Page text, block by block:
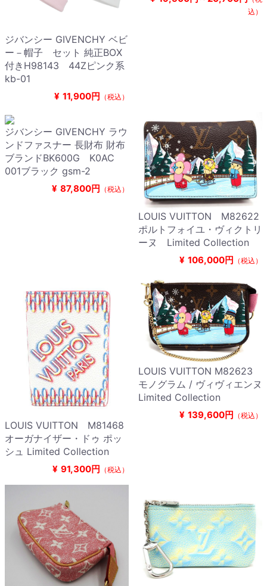
ジバンシー GIVENCHY ベビ
ー－帽子 セット 純正BOX
付きH98143 44Zピンク系
kb-01
¥ 11,900円 （税込）
込）
ジバンシー GIVENCHY ラウ
ンドファスナー 長財布 財布
ブランドBK600G K0AC
001ブラック gsm-2
¥ 87,800円 （税込）
LOUIS VUITTON M82622
ポルトフォイユ・ヴィクトリ
ーヌ Limited Collection
¥ 106,000円 （税込）
LOUIS VUITTON M81468
オーガナイザー・ドゥ ポッ
シュ Limited Collection
¥ 91,300円 （税込）
LOUIS VUITTON M82623
モノグラム / ヴィヴィエンヌ
Limited Collection
¥ 139,600円 （税込）